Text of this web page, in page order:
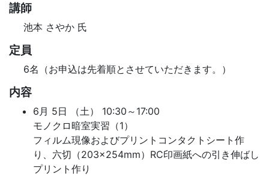
講師
池本 さやか 氏
定員
6名（お申込は先着順とさせていただきます。）
内容
6月 5日 （土） 10:30～17:00
モノクロ暗室実習（1）
フィルム現像およびプリントコンタクトシート作
り、六切（203×254mm）RC印画紙への引き伸ばし
プリント作り